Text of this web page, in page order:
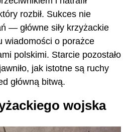
rozbił. Sukces nie
— główne siły krzyżackie
wiadomości o porażce
polskimi. Starcie pozostało
jak istotne są ruchy
główną bitwą.
wojska